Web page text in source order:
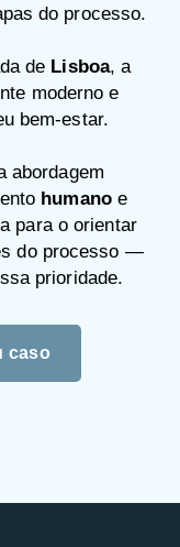
do processo.
de Lisboa, a
moderno e
bem-estar.
abordagem
humanoe
para o orientar
do processo —
prioridade.
caso